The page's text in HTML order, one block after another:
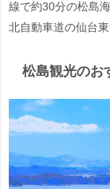
線で約30分の松島
北自動車道の仙台
松島観光のお